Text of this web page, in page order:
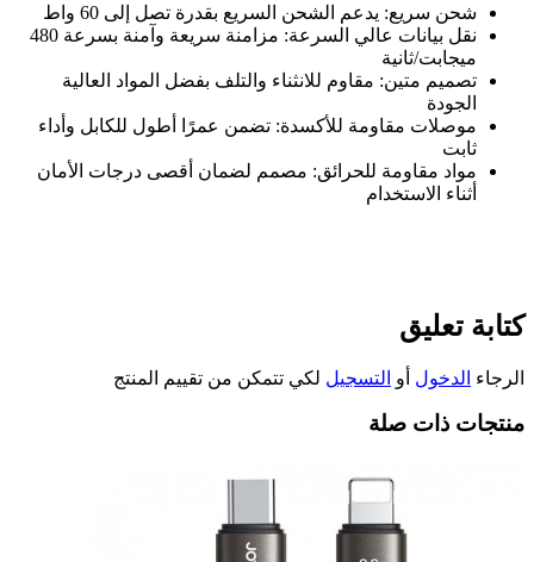
شحن سريع: يدعم الشحن السريع بقدرة تصل إلى 60 واط
نقل بيانات عالي السرعة:
مزامنة سريعة وآمنة بسرعة 480
ميجابت/ثانية
تصميم متين: مقاوم للانثناء والتلف بفضل المواد العالية
الجودة
موصلات مقاومة للأكسدة: تضمن عمرًا أطول للكابل وأداء
ثابت
مواد مقاومة للحرائق: مصمم لضمان أقصى درجات الأمان
أثناء الاستخدام
كتابة تعليق
الرجاء الدخول أو التسجيل لكي تتمكن من تقييم المنتج
منتجات ذات صلة